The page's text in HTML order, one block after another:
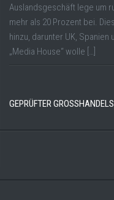
Auslandsgeschäft lege um
mehr als 20 Prozent bei.
hinzu, darunter UK,
„Media House“ wolle […]
GEPRÜFTER